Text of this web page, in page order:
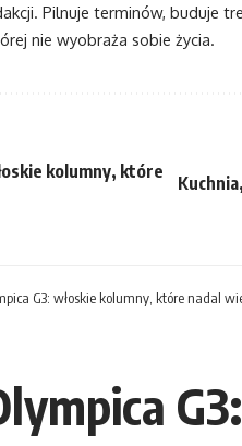
Pilnuje terminów, buduje
nie wyobraża sobie życia.
kolumny, które
G3: włoskie kolumny, które nadal